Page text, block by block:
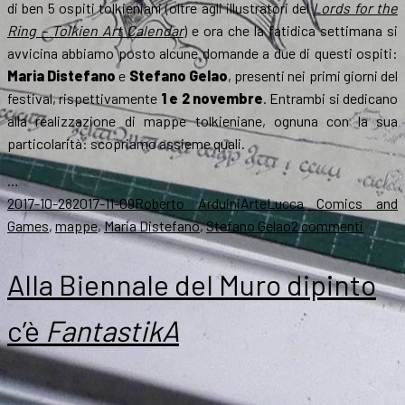
di ben 5 ospiti tolkieniani (oltre agli illustratori delLords for the
Ring – Tolkien Art Calendar) e ora che la fatidica settimana si
avvicina abbiamo posto alcune domande a due di questi ospiti:
Maria Distefano e Stefano Gelao, presenti nei primi giorni del
festival, rispettivamente 1 e 2 novembre. Entrambi si dedicano
alla realizzazione di mappe tolkieniane, ognuna con la sua
particolarità: scopriamo assieme quali.
…
Scritto
il
2017-10-282017-11-09Autore
Roberto ArduiniCategorie
ArteTag
Lucca Comics and
Games,mappe,Maria Distefano,Stefano Gelao2 commentisu
A
Lucca
C&G
Terra
Alla Biennale del Muro dipinto
c’è FantastikA